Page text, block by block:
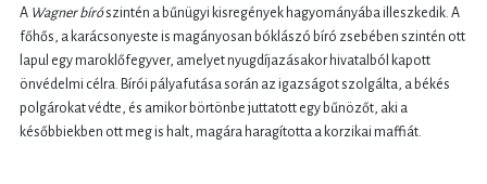
A Wagner bírószintén a bűnügyi kisregények hagyományába illeszkedik. A
főhős, a karácsonyeste is magányosan bóklászó bíró zsebében szintén ott
lapul egy maroklőfegyver, amelyet nyugdíjazásakor hivatalból kapott
önvédelmi célra. Bírói pályafutása során az igazságot szolgálta, a békés
polgárokat védte, és amikor börtönbe juttatott egy bűnözőt, aki a
későbbiekben ott meg is halt, magára haragította a korzikai maffiát.